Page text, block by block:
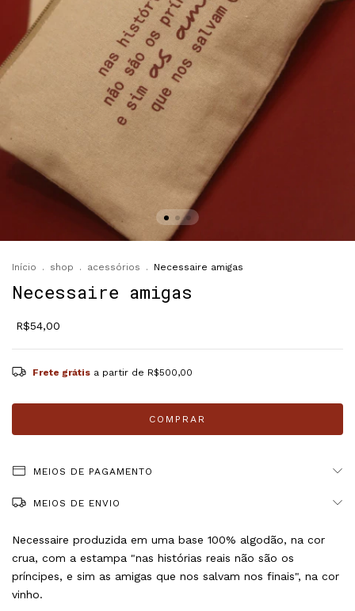
Início . shop . acessórios . Necessaire amigas
Necessaire amigas
R$54,00
Frete grátis a partir de R$500,00
MEIOS DE PAGAMENTO
MEIOS DE ENVIO
Necessaire produzida em uma base 100% algodão, na cor
crua, com a estampa "nas histórias reais não são os
príncipes, e sim as amigas que nos salvam nos finais", na cor
vinho.